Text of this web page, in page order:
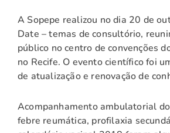
A Sopepe realizou no dia 20 de
Date – temas de consultório,
público no centro de convenções
no Recife. O evento científico foi
de atualização e renovação de
Acompanhamento ambulatorial
febre reumática, profilaxia